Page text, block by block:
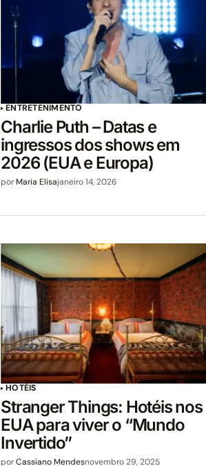
ENTRETENIMENTO
Charlie Puth – Datas e
ingressos dos shows em
2026 (EUA e Europa)
por Maria Elisajaneiro 14, 2026
HOTÉIS
Stranger Things: Hotéis nos
EUA para viver o “Mundo
Invertido”
por Cassiano Mendesnovembro 29, 2025